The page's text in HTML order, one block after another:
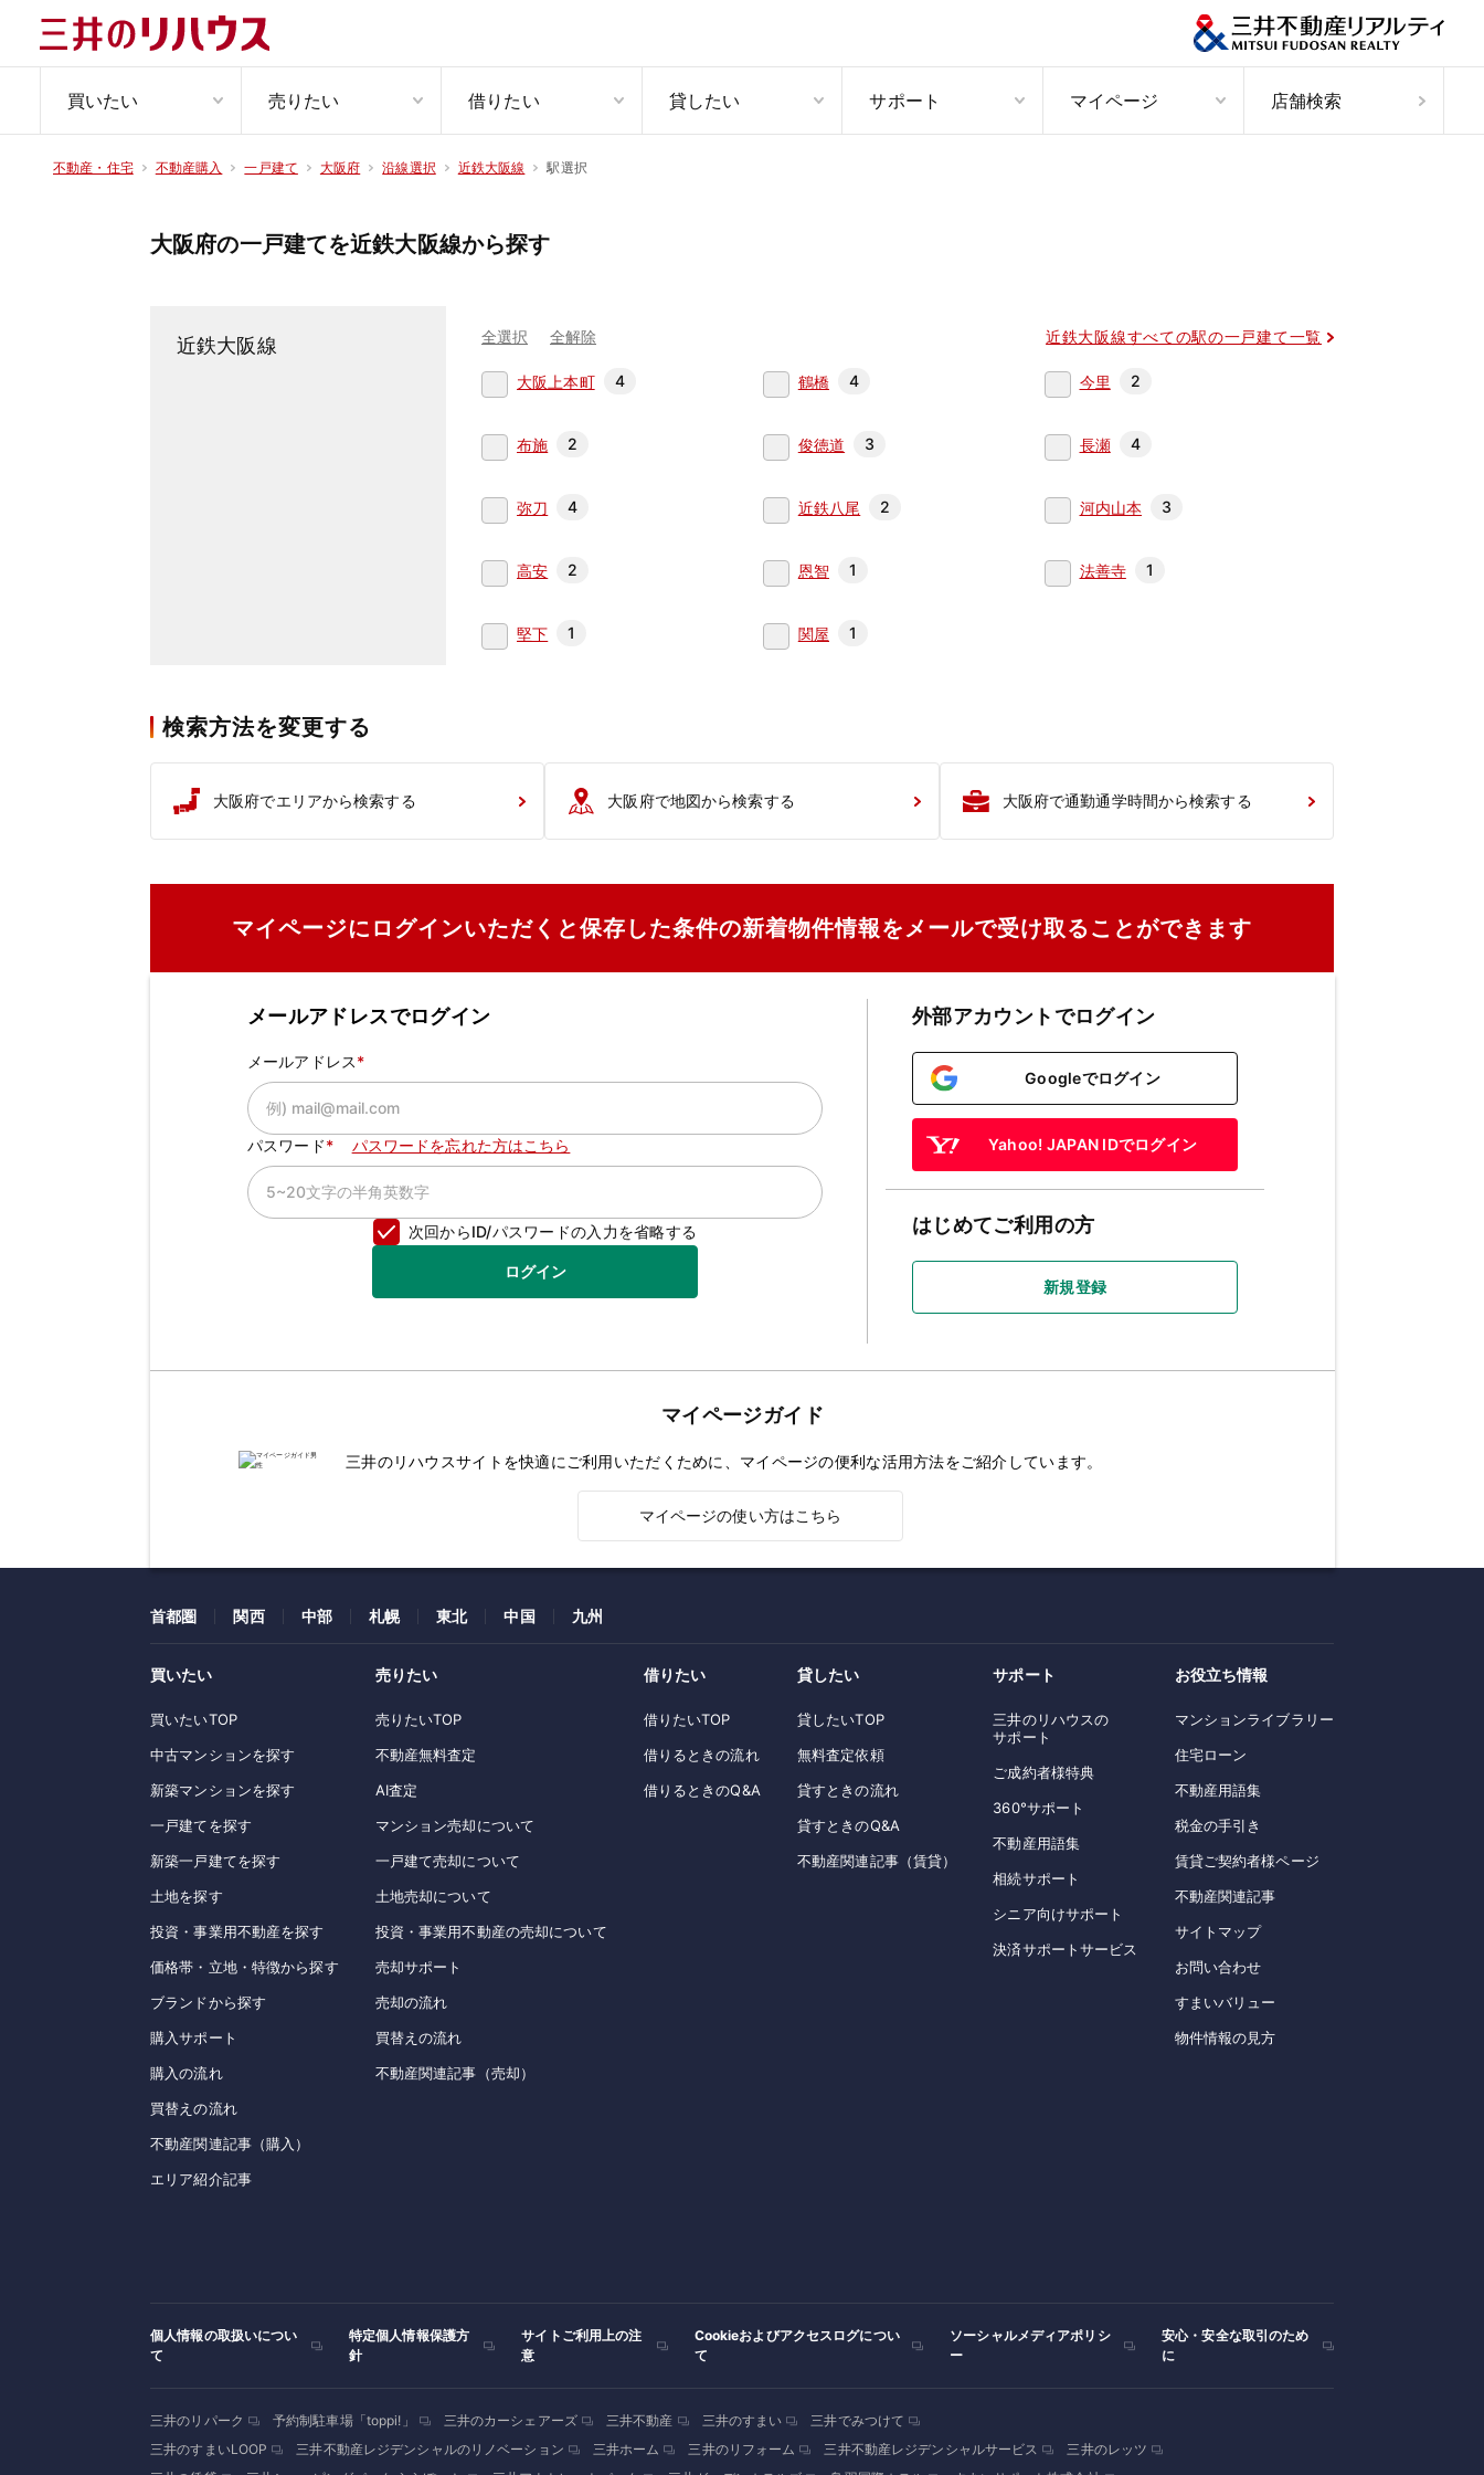
買いたい 売りたい 借りたい 貸したい サポート マイページ 店舗検索
不動産・住宅 不動産購入 一戸建て 大阪府 沿線選択 近鉄大阪線 駅選択
大阪府の一戸建てを近鉄大阪線から探す
近鉄大阪線 全選択 全解除 近鉄大阪線すべての駅の一戸建て一覧
大阪上本町 4 鶴橋 4 今里 2
布施 2 俊徳道 3 長瀬 4
弥刀 4 近鉄八尾 2 河内山本 3
高安 2 恩智 1 法善寺 1
堅下 1 関屋 1
検索方法を変更する
大阪府でエリアから検索する 大阪府で地図から検索する 大阪府で通勤通学時間から検索する
マイページにログインいただくと保存した条件の新着物件情報をメールで受け取ることができます
メールアドレスでログイン
メールアドレス
パスワード パスワードを忘れた方はこちら
次回からID/パスワードの入力を省略する
ログイン
外部アカウントでログイン
Googleでログイン
Yahoo! JAPAN IDでログイン
はじめてご利用の方
新規登録
マイページガイド
三井のリハウスサイトを快適にご利用いただくために、マイページの便利な活用方法をご紹介しています。
マイページの使い方はこちら
首都圏 関西 中部 札幌 東北 中国 九州
買いたい
買いたいTOP
中古マンションを探す
新築マンションを探す
一戸建てを探す
新築一戸建てを探す
土地を探す
投資・事業用不動産を探す
価格帯・立地・特徴から探す
ブランドから探す
購入サポート
購入の流れ
買替えの流れ
不動産関連記事（購入）
エリア紹介記事
売りたい
売りたいTOP
不動産無料査定
AI査定
マンション売却について
一戸建て売却について
土地売却について
投資・事業用不動産の売却について
売却サポート
売却の流れ
買替えの流れ
不動産関連記事（売却）
借りたい
借りたいTOP
借りるときの流れ
借りるときのQ&A
貸したい
貸したいTOP
無料査定依頼
貸すときの流れ
貸すときのQ&A
不動産関連記事（賃貸）
サポート
三井のリハウスの
サポート
ご成約者様特典
360°サポート
不動産用語集
相続サポート
シニア向けサポート
決済サポートサービス
お役立ち情報
マンションライブラリー
住宅ローン
不動産用語集
税金の手引き
賃貸ご契約者様ページ
不動産関連記事
サイトマップ
お問い合わせ
すまいバリュー
物件情報の見方
個人情報の取扱いについ
て
特定個人情報保護方
針
サイトご利用上の注
意
Cookieおよびアクセスログについ
て
ソーシャルメディアポリシ
ー
安心・安全な取引のため
に
三井のリパーク 予約制駐車場「toppi!」 三井のカーシェアーズ 三井不動産 三井のすまい
三井でみつけて
三井のすまいLOOP
三井不動産レジデンシャルのリノベーション 三井ホーム 三井のリフォーム 三井不動産レジデンシャルサービス
三井のレッツ